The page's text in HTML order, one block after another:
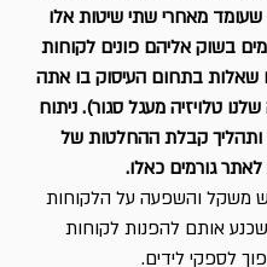
שעומד מאחרי שתי שיטות אלו
בשוק אליהם פונים לקוחות
בתחום העיסוק בו אתה
טלויזיה מעגל סגור). ניתוח
קבלת ההחלטות של
לאתר גורמים כאלו.
משקל והשפעה על הלקוחות
אותם להפנות לקוחות
לספקי לידים.